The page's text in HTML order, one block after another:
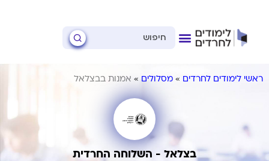
ראשי לימודים לחרדים » מסלולים » אמנות בבצלאל
בצלאל - השלוחה החרדית